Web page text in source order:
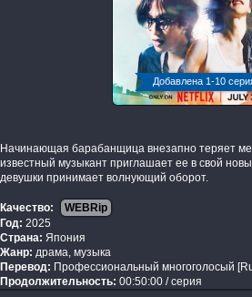
Добавлена 1-10
Начинающая барабанщица внезапно теряет
известный музыкант приглашает ее в свой
девушки принимает волнующий оборот.
Качество:
WEBRip
Год: 2025
Страна: Япония
Жанр: драма, музыка
Перевод: Профессиональный многоголосый
Продолжительность: 00:50:00 / серия